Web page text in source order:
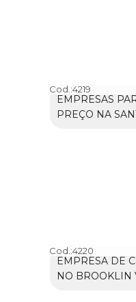
Cod.:4219
EMPRESAS
PREÇO NA
Cod.:4220
EMPRESA DE
NO BROOKLIN